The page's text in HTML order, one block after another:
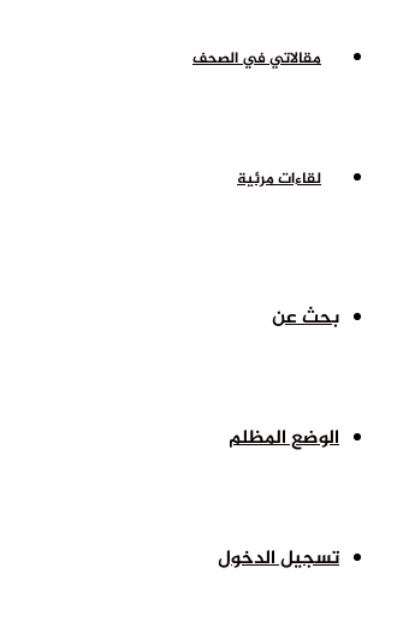
مقالاتي في الصحف
لقاءات مرئية
بحث عن
الوضع المظلم
تسجيل الدخول